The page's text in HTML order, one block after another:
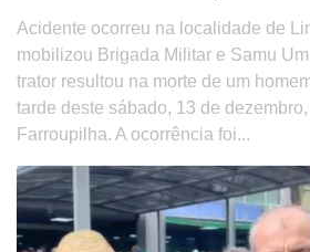
Acidente ocorreu na localidade de
mobilizou Brigada Militar e Samu
trator resultou na morte de um
tarde deste sábado, 13 de
Farroupilha. A ocorrência foi...